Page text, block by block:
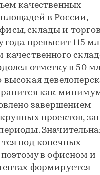
качественных
в России,
склады и
года превысит 115
отметку в 50
как
завершением
проектов,
под конечных
поэтому в офисном и
формируется